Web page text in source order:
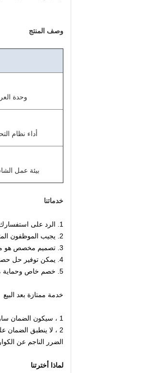
وصف المنتج
وحدة
أداء نظام
بيئة عمل
خدماتنا
1. الرد على استفسارك خلال 24 ساعة عمل.
2. يجيب الموظفون المتمرسون على جميع أسئلتك باللغة الإنجليزية بطلاقة.
3. تصميم مخصص هو موضع ترحيب oem وأوديإم.
4. يمكن توفير حل حصري وفريد ​​لعملائنا من قبل مهندسينا وموظفين محترفين ومدربين تدريباً جيداً.
5. خصم خاص وحماية منطقة المبيعات المقدمة لموزعنا.
خدمة ممتازة بعد البيع
1 ، سيكون الضمان ساري المفعول لمدة 12 شهرًا ضد عيب التصنيع.
2 ، لا ينطبق الضمان
الضرر الناجم عن
لماذا أخترتنا